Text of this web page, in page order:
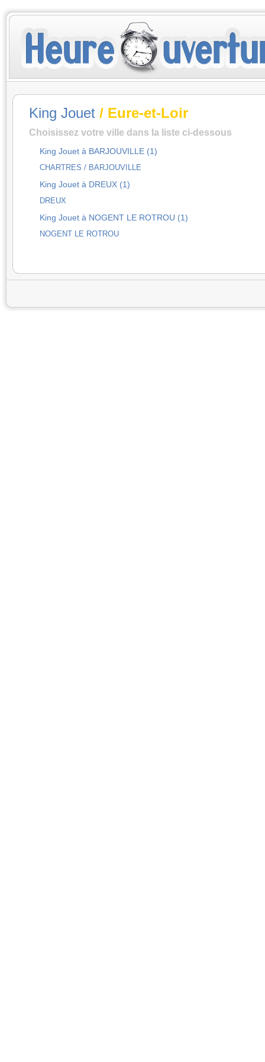
King Jouet / Eure-et-Loir
Choisissez votre ville dans la liste ci-dessous
King Jouet à BARJOUVILLE (1)
CHARTRES / BARJOUVILLE
King Jouet à DREUX (1)
DREUX
King Jouet à NOGENT LE ROTROU (1)
NOGENT LE ROTROU